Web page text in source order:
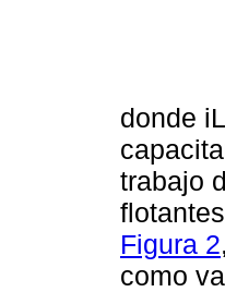
donde
trabajo
Figura 2
como